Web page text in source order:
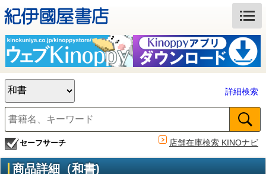
詳細検索
セーフサーチ 店舗在庫検索 KINOナビ
商品詳細（和書)